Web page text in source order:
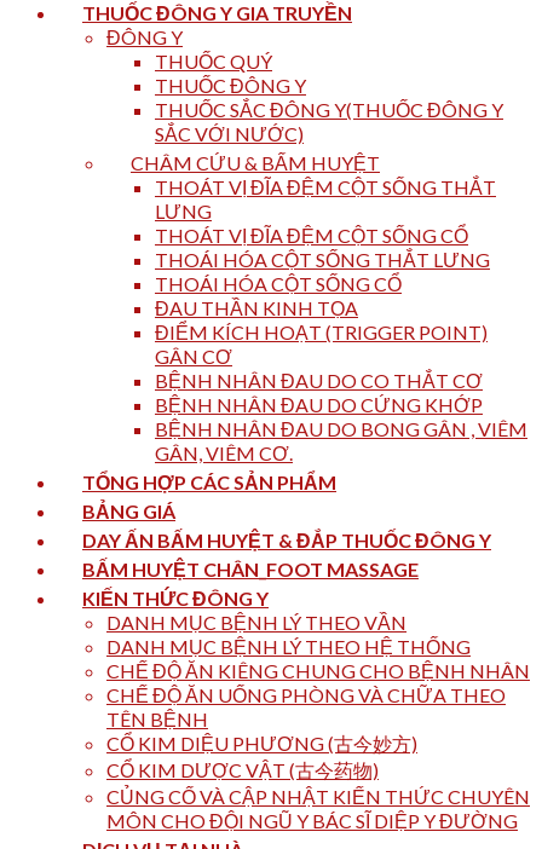
THUỐC ĐÔNG Y GIA TRUYỀN
ĐÔNG Y
THUỐC QUÝ
THUỐC ĐÔNG Y
THUỐC SẮC ĐÔNG Y(THUỐC ĐÔNG Y
SẮC VỚI NƯỚC)
CHÂM CỨU & BẤM HUYỆT
THOÁT VỊ ĐĨA ĐỆM CỘT SỐNG THẮT
LƯNG
THOÁT VỊ ĐĨA ĐỆM CỘT SỐNG CỔ
THOÁI HÓA CỘT SỐNG THẮT LƯNG
THOÁI HÓA CỘT SỐNG CỔ
ĐAU THẦN KINH TỌA
ĐIỂM KÍCH HOẠT (TRIGGER POINT)
GÂN CƠ
BỆNH NHÂN ĐAU DO CO THẮT CƠ
BỆNH NHÂN ĐAU DO CỨNG KHỚP
BỆNH NHÂN ĐAU DO BONG GÂN , VIÊM
GÂN, VIÊM CƠ.
TỔNG HỢP CÁC SẢN PHẨM
BẢNG GIÁ
DAY ẤN BẤM HUYỆT & ĐẮP THUỐC ĐÔNG Y
BẤM HUYỆT CHÂN_FOOT MASSAGE
KIẾN THỨC ĐÔNG Y
DANH MỤC BỆNH LÝ THEO VẦN
DANH MỤC BỆNH LÝ THEO HỆ THỐNG
CHẾ ĐỘ ĂN KIÊNG CHUNG CHO BỆNH NHÂN
CHẾ ĐỘ ĂN UỐNG PHÒNG VÀ CHỮA THEO
TÊN BỆNH
CỔ KIM DIỆU PHƯƠNG (古今妙方)
CỔ KIM DƯỢC VẬT (古今药物)
CỦNG CỐ VÀ CẬP NHẬT KIẾN THỨC CHUYÊN
MÔN CHO ĐỘI NGŨ Y BÁC SĨ DIỆP Y ĐƯỜNG